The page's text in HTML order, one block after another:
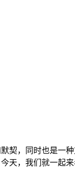
契，同时也是一
，我们就一起